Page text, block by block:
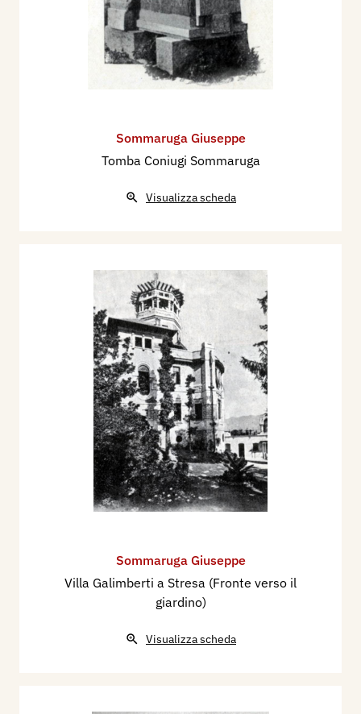
Sommaruga Giuseppe
Tomba Coniugi Sommaruga
Visualizza scheda
Sommaruga Giuseppe
Villa Galimberti a Stresa (Fronte verso il
giardino)
Visualizza scheda